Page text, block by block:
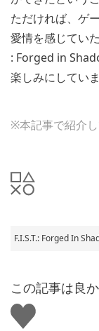
ただければ、ゲ
愛情を感じてい
: Forged in
楽しみにしていま
※本記事で紹介し
F.I.S.T.: Forged In
この記事は良
い
い